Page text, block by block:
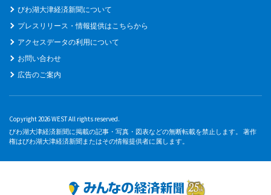
びわ湖大津経済新聞について
プレスリリース・情報提供はこちらから
アクセスデータの利用について
お問い合わせ
広告のご案内
Copyright 2026 WEST All rights reserved.
びわ湖大津経済新聞に掲載の記事・写真・図表などの無断転載を禁止します。 著作
権はびわ湖大津経済新聞またはその情報提供者に属します。